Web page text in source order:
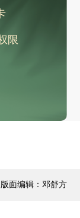
限
面编辑：邓舒方